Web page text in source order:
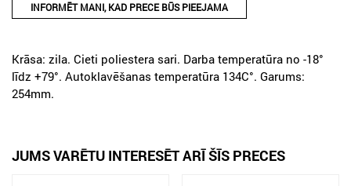
INFORMĒT MANI, KAD PRECE BŪS PIEEJAMA
Krāsa: zila. Cieti poliestera sari. Darba temperatūra no -18°
līdz +79°. Autoklavēšanas temperatūra 134C°. Garums:
254mm.
JUMS VARĒTU INTERESĒT ARĪ ŠĪS PRECES